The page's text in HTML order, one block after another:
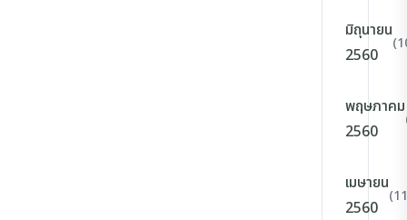
มิถุนายน
2560
พฤษภาคม
2560
เมษายน
2560